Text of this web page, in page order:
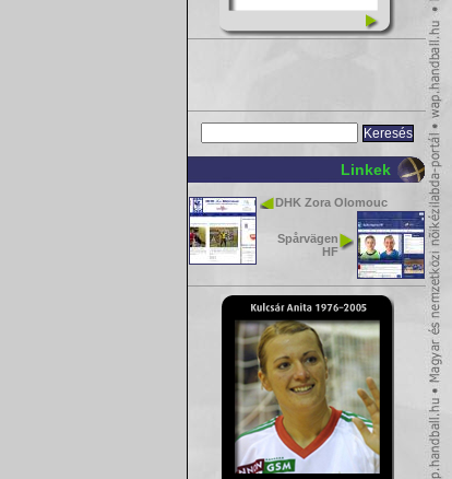
Linkek
DHK Zora Olomouc
Spårvägen
HF